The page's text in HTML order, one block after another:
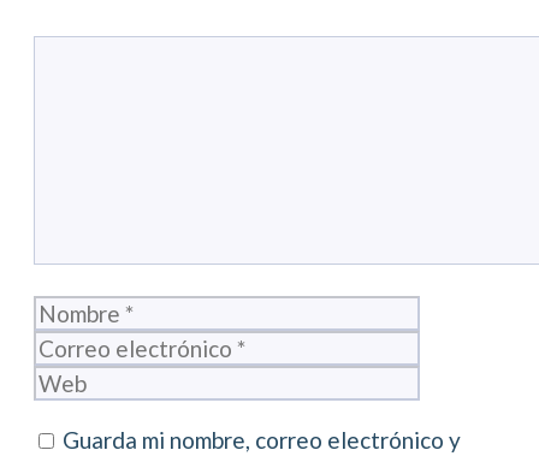
Nombre
Guarda mi nombre, correo electrónico y